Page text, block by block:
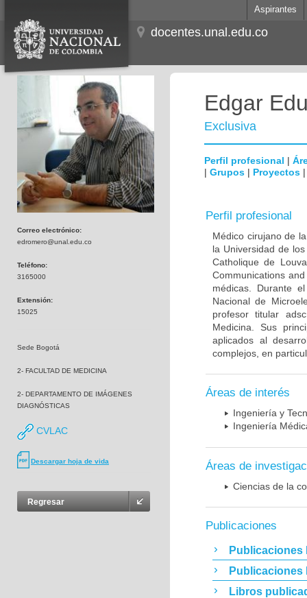
Aspirantes
docentes.unal.edu.co
Correo electrónico:
edromero@unal.edu.co
Teléfono:
3165000
Extensión:
15025
Sede Bogotá
2- FACULTAD DE MEDICINA
2- DEPARTAMENTO DE IMÁGENES
DIAGNÓSTICAS
CVLAC
Descargar hoja de vida
Regresar
Edgar
Exclusiva
Perfil profesional |
| Grupos | Proyectos
Perfil profesional
Médico cirujano de
la Universidad de
Catholique de
Communications
médicas. Durante
Nacional de
profesor titular
Medicina. Sus
aplicados al
complejos, en
Áreas de interés
Ingeniería y
Ingeniería
Áreas de
Ciencias de la
Publicaciones
Publicaciones
Publicaciones
Libros